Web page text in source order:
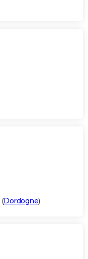
(Dordogne)